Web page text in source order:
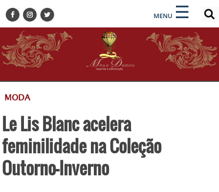
MENU ☰
×
BELEZA
BUSINESS E NEGÓCIOS
CULTURA
DESTINOS
GASTRONOMIA
HOTELARIA
MODA
PETS
×
ENCONTRE SUA NOTÍCIA
MODA
Le Lis Blanc acelera
feminilidade na Coleção
Outorno-Inverno